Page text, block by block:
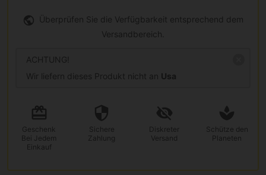
Überprüfen Sie die Verfügbarkeit entsprechend dem
Versandbereich.
ACHTUNG!
Wir liefern dieses Produkt nicht an Usa
Geschenk
Bei Jedem
Einkauf
Sichere
Zahlung
Diskreter
Versand
Schütze den
Planeten